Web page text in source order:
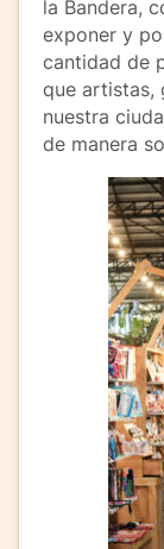
la Bandera,
exponer y
cantidad de
que artistas,
nuestra
de manera